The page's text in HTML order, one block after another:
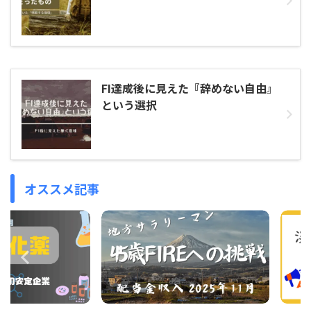
FI達成後に見えた『辞めない自由』
という選択
オススメ記事